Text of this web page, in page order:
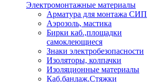
Электромонтажные материалы
Арматура для монтажа СИП
Аэрозоль, мастика
Бирки каб.,площадки
самоклеющиеся
Знаки электробезопасности
Изоляторы, колпачки
Изоляционные материалы
Каб.бандаж.Стяжки